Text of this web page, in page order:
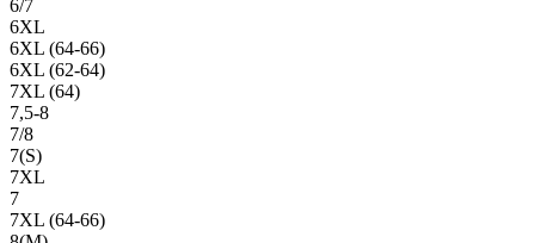
6/7
6XL
6XL (64-66)
6XL (62-64)
7XL (64)
7,5-8
7/8
7(S)
7XL
7
7XL (64-66)